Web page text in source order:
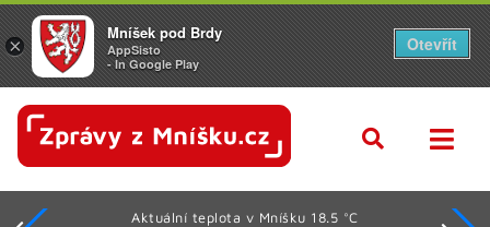
Aktuální teplota v Mníšku 18.5 °C
×
Mníšek pod Brdy
AppSisto
- In Google Play
Otevřít